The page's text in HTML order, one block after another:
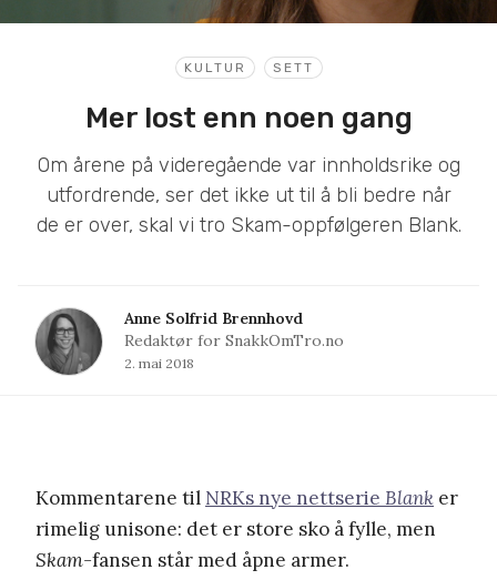
KULTUR SETT
Mer lost enn noen gang
Om årene på videregående var innholdsrike og
utfordrende, ser det ikke ut til å bli bedre når
de er over, skal vi tro Skam-oppfølgeren Blank.
Anne Solfrid Brennhovd
Redaktør for SnakkOmTro.no
2. mai 2018
Kommentarene til NRKs nye nettserie Blank er
rimelig unisone: det er store sko å fylle, men
Skam-fansen står med åpne armer.